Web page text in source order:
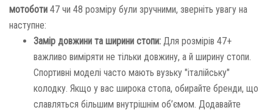
мотоботи 47 чи 48 розміру були зручними, зверніть увагу на
наступне:
Замір довжини та ширини стопи: Для розмірів 47+
важливо виміряти не тільки довжину, а й ширину стопи.
Спортивні моделі часто мають вузьку "італійську"
колодку. Якщо у вас широка стопа, обирайте бренди, що
славляться більшим внутрішнім об’ємом. Додавайте